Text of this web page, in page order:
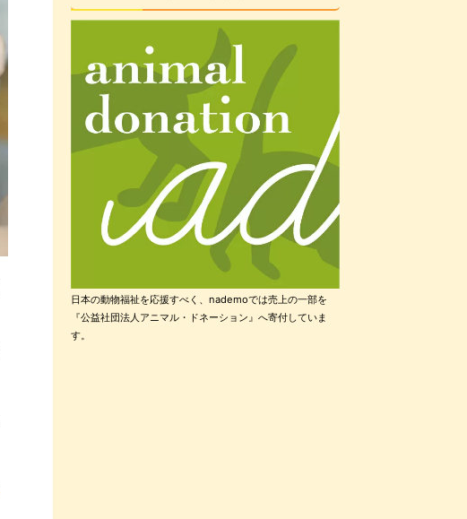
日本の動物福祉を応援すべく、nademoでは売上の一部を
『公益社団法人アニマル・ドネーション』へ寄付していま
す。